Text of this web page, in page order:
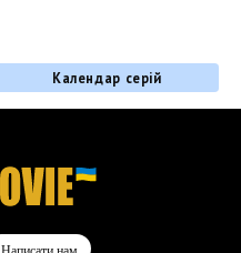
Календар серій